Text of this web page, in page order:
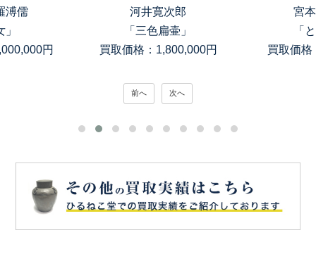
溥儒
円
河井寛次郎
「三色扁壷」
買取価格：1,800,000円
宮
「
買取価格
前へ 次へ